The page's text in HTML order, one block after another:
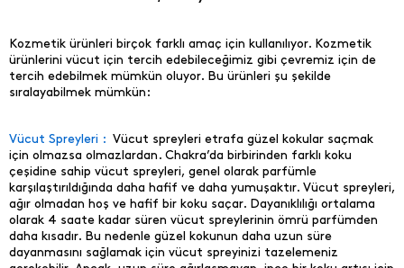
Kozmetik ürünleri birçok farklı amaç için kullanılıyor. Kozmetik
ürünlerini vücut için tercih edebileceğimiz gibi çevremiz için de
tercih edebilmek mümkün oluyor. Bu ürünleri şu şekilde
sıralayabilmek mümkün:
Vücut Spreyleri : Vücut spreyleri etrafa güzel kokular saçmak
için olmazsa olmazlardan. Chakra’da birbirinden farklı koku
çeşidine sahip vücut spreyleri, genel olarak parfümle
karşılaştırıldığında daha hafif ve daha yumuşaktır. Vücut spreyleri,
ağır olmadan hoş ve hafif bir koku saçar. Dayanıklılığı ortalama
olarak 4 saate kadar süren vücut spreylerinin ömrü parfümden
daha kısadır. Bu nedenle güzel kokunun daha uzun süre
dayanmasını sağlamak için vücut spreyinizi tazelemeniz